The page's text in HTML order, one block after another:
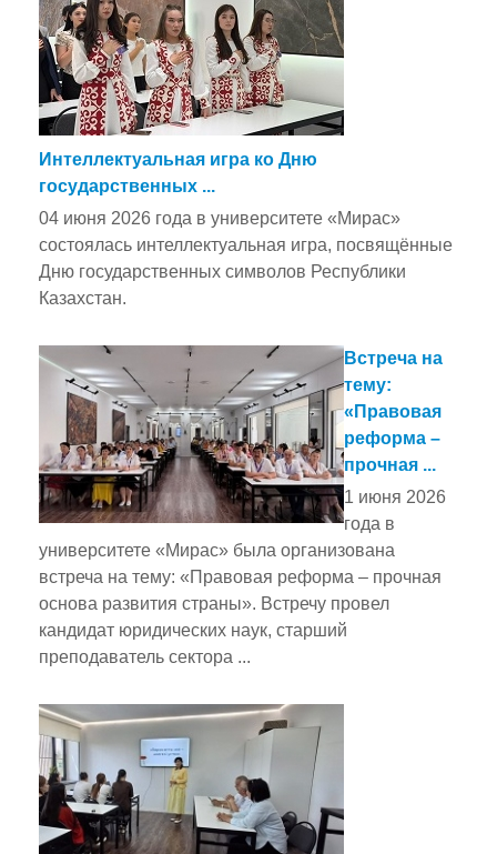
Интеллектуальная игра ко Дню
государственных ...
04 июня 2026 года в университете «Мирас»
состоялась интеллектуальная игра, посвящённые
Дню государственных символов Республики
Казахстан.
Встреча на
тему:
«Правовая
реформа –
прочная ...
1 июня 2026
года в
университете «Мирас» была организована
встреча на тему: «Правовая реформа – прочная
основа развития страны». Встречу провел
кандидат юридических наук, старший
преподаватель сектора ...